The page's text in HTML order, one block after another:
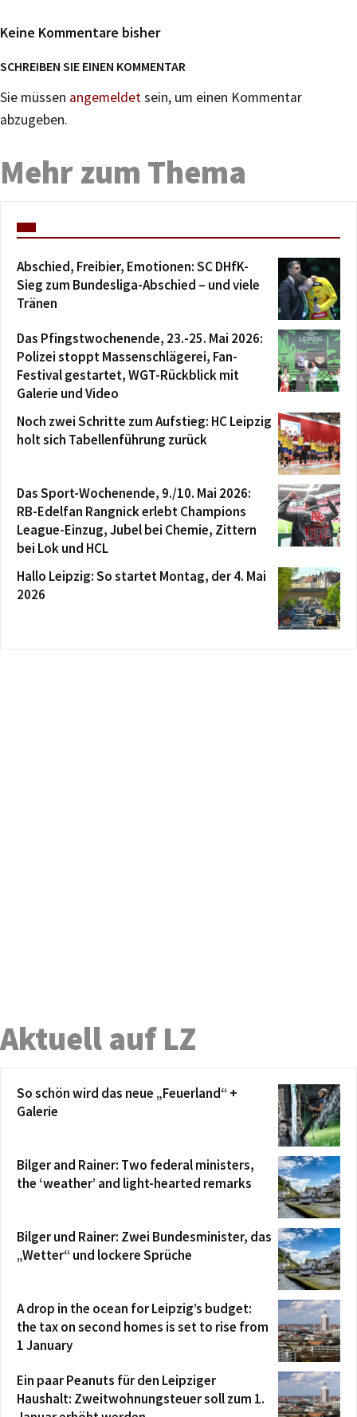
Keine Kommentare bisher
SCHREIBEN SIE EINEN KOMMENTAR
Sie müssen angemeldetsein, um einen Kommentar
abzugeben.
Mehr zum Thema
Abschied, Freibier, Emotionen: SC DHfK-
Sieg zum Bundesliga-Abschied – und viele
Tränen
Das Pfingstwochenende, 23.-25. Mai 2026:
Polizei stoppt Massenschlägerei, Fan-
Festival gestartet, WGT-Rückblick mit
Galerie und Video
Noch zwei Schritte zum Aufstieg: HC Leipzig
holt sich Tabellenführung zurück
Das Sport-Wochenende, 9./10. Mai 2026:
RB-Edelfan Rangnick erlebt Champions
League-Einzug, Jubel bei Chemie, Zittern
bei Lok und HCL
Hallo Leipzig: So startet Montag, der 4. Mai
2026
Aktuell auf LZ
So schön wird das neue „Feuerland“ +
Galerie
Bilger and Rainer: Two federal ministers,
the ‘weather’ and light-hearted remarks
Bilger und Rainer: Zwei Bundesminister, das
„Wetter“ und lockere Sprüche
A drop in the ocean for Leipzig’s budget:
the tax on second homes is set to rise from
1 January
Ein paar Peanuts für den Leipziger
Haushalt: Zweitwohnungsteuer soll zum 1.